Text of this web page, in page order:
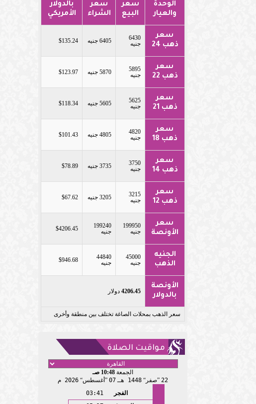
الوحدة
والعيار
سعر
البيع
سعر
الشراء
بالدولار
الأمريكي
سعر
ذهب 24
6430
جنيه
6405 جنيه $135.24
سعر
ذهب 22
5895
جنيه
5870 جنيه $123.97
سعر
ذهب 21
5625
جنيه
5605 جنيه $118.34
سعر
ذهب 18
4820
جنيه
4805 جنيه $101.43
سعر
ذهب 14
3750
جنيه
3735 جنيه $78.89
سعر
ذهب 12
3215
جنيه
3205 جنيه $67.62
سعر
الأونصة
199950
جنيه
199240
جنيه
$4206.45
الجنيه
الذهب
45000
جنيه
44840
جنيه
$946.68
الأونصة
بالدولار
4206.45 دولار
سعر الذهب بمحلات الصاغة تختلف بين منطقة وأخرى
مواقيت الصلاة
الجمعة 10:48 صـ
22 صفر 1448 هـ 07 أغسطس 2026 م
الفجر
03:41